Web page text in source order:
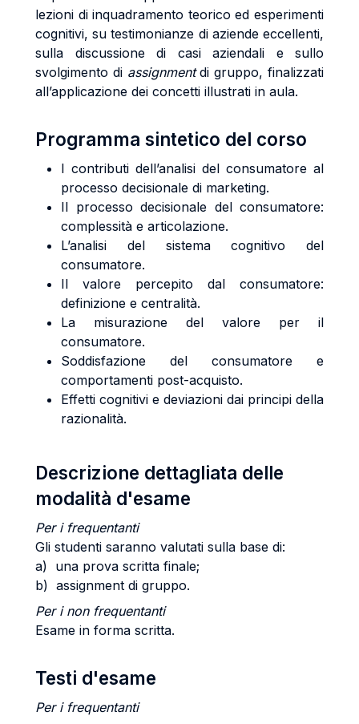
lezioni di inquadramento teorico ed esperimenti
cognitivi, su testimonianze di aziende eccellenti,
sulla discussione di casi aziendali e sullo
svolgimento di assignmentdi gruppo, finalizzati
all’applicazione dei concetti illustrati in aula.
Programma sintetico del corso
I contributi dell’analisi del consumatore al
processo decisionale di marketing.
Il processo decisionale del consumatore:
complessità e articolazione.
L’analisi del sistema cognitivo del
consumatore.
Il valore percepito dal consumatore:
definizione e centralità.
La misurazione del valore per il
consumatore.
Soddisfazione del consumatore e
comportamenti post-acquisto.
Effetti cognitivi e deviazioni dai principi della
razionalità.
Descrizione dettagliata delle
modalità d'esame
Per i frequentanti
Gli studenti saranno valutati sulla base di:
a) una prova scritta finale;
b) assignment di gruppo.
Per i non frequentanti
Esame in forma scritta.
Testi d'esame
Per i frequentanti